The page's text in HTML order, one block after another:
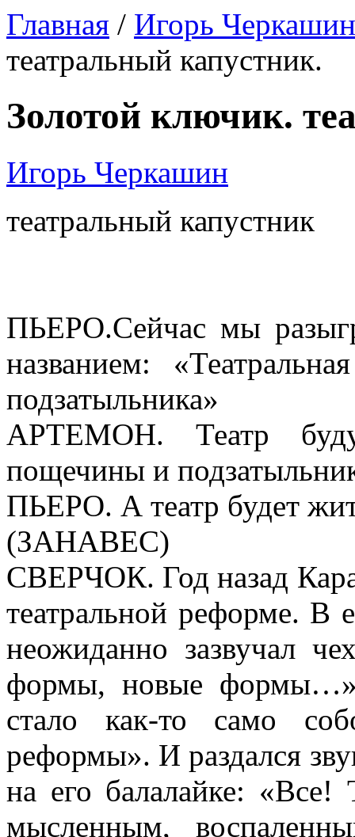
Главная / Игорь Черкашин
театральный капустник.
Золотой ключик.
Игорь Черкашин
театральный капустник
ПЬЕРО.Сейчас мы
названием:
подзатыльника»
АРТЕМОН. Театр
пощечины и
ПЬЕРО. А театр будет
(ЗАНАВЕС)
СВЕРЧОК. Год назад
театральной реформе. В
неожиданно зазвучал
формы, новые формы…»
стало как-то само
реформы». И раздался
на его балалайке: «Все!
мысленным,